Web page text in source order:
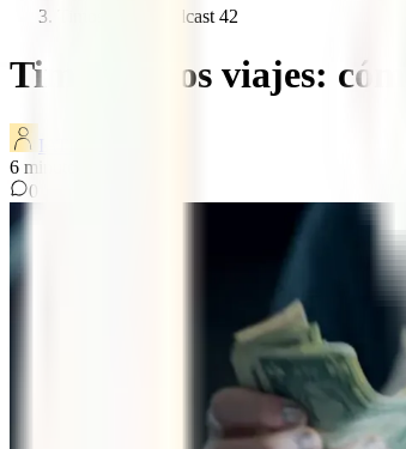
Timos viajes podcast 42
Timos en los viajes:
6 minutos de lectura
0